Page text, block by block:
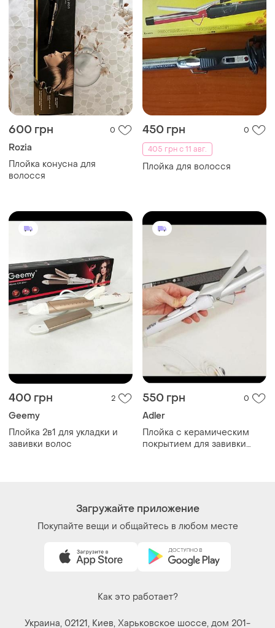
600 грн 0
Rozia
Плойка конусна для
волосся
450 грн
0
405 грн с 11 авг.
Плойка для волосся
400 грн 2
Geemy
Плойка 2в1 для укладки и
завивки волос
550 грн 0
Adler
Плойка с керамическим
покрытием для завивки
Загружайте приложение
Покупайте вещи и общайтесь в любом месте
Как это работает?
Украина, 02121, Киев, Харьковское шоссе, дом 201-